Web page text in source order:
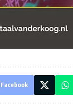
Facebook